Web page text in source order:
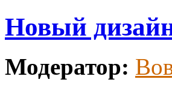
Новый
Модератор: